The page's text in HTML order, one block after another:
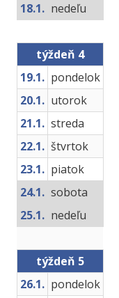
18.1. nedeľu
týždeň 4
19.1. pondelok
20.1. utorok
21.1. streda
22.1. štvrtok
23.1. piatok
24.1. sobota
25.1. nedeľu
týždeň 5
26.1. pondelok